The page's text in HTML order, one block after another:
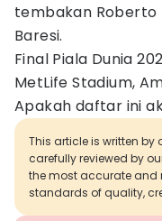
tembakan Roberto
Baresi.
Final Piala Dunia
MetLife Stadium,
Apakah daftar ini
This article is written
carefully reviewed by
the most accurate and
standards of quality,